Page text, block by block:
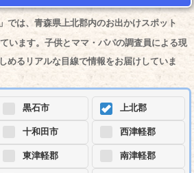
では、青森県上北郡内のお出かけスポット
います。子供とママ・パパの調査員による現
めるリアルな目線で情報をお届けしていま
黒石市
十和田市
東津軽郡
上北郡
西津軽郡
南津軽郡